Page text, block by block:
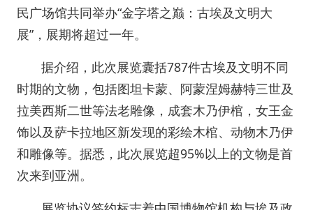
民广场馆共同举办“金字塔之巅：古埃及文明大
展”，展期将超过一年。
据介绍，此次展览囊括787件古埃及文明不同
时期的文物，包括图坦卡蒙、阿蒙涅姆赫特三世及
拉美西斯二世等法老雕像，成套木乃伊棺，女王金
饰以及萨卡拉地区新发现的彩绘木棺、动物木乃伊
和雕像等。据悉，此次展览超95%以上的文物是首
次来到亚洲。